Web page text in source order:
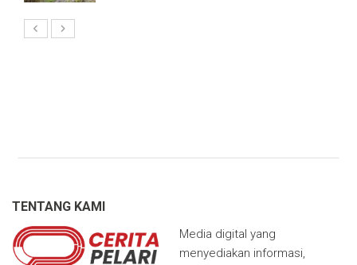
TENTANG KAMI
Media digital yang
menyediakan informasi,